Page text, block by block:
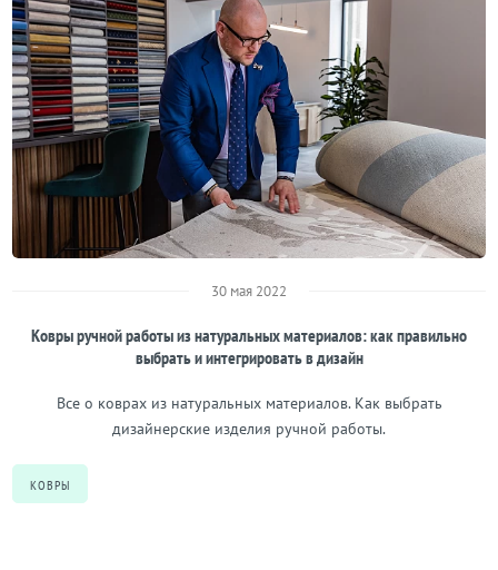
30 мая 2022
Ковры ручной работы из натуральных материалов: как правильно
выбрать и интегрировать в дизайн
Все о коврах из натуральных материалов. Как выбрать
дизайнерские изделия ручной работы.
КОВРЫ